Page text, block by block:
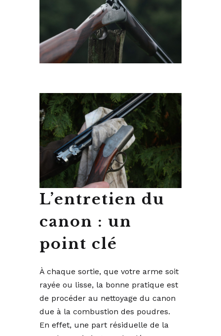
L’entretien du
canon : un
point clé
À chaque sortie, que votre arme soit
rayée ou lisse, la bonne pratique est
de procéder au nettoyage du canon
due à la combustion des poudres.
En effet, une part résiduelle de la